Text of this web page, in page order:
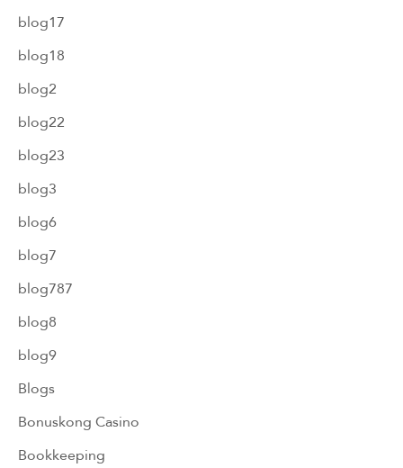
blog17
blog18
blog2
blog22
blog23
blog3
blog6
blog7
blog787
blog8
blog9
Blogs
Bonuskong Casino
Bookkeeping